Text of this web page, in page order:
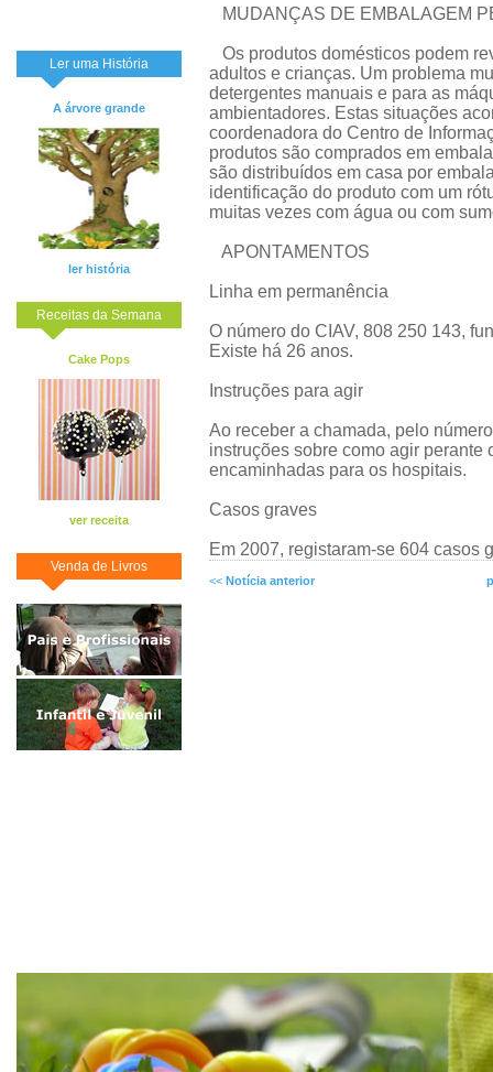
Ler uma História
A árvore grande
ler história
Receitas da Semana
Cake Pops
ver receita
Venda de Livros
MUDANÇAS DE EMBALAGEM
Os produtos domésticos podem
adultos e crianças. Um problema
detergentes manuais e para as
ambientadores. Estas situações
coordenadora do Centro de
produtos são comprados em
são distribuídos em casa por
identificação do produto com um
muitas vezes com água ou com
APONTAMENTOS
Linha em permanência
O número do CIAV, 808 250 143,
Existe há 26 anos.
Instruções para agir
Ao receber a chamada, pelo
instruções sobre como agir
encaminhadas para os hospitais.
Casos graves
Em 2007, registaram-se 604 casos
<< Notícia anterior